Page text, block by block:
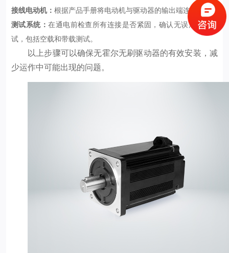
接线电动机： 根据产品手册将电动机与驱动器的输出端连接。
测试系统：在通电前检查所有连接是否紧固，确认无误后进行测
试，包括空载和带载测试。
以上步骤可以确保无霍尔无刷驱动器的有效安装，减
少运作中可能出现的问题。